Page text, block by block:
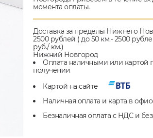
момента оплаты.
Доставка за пределы Нижнего
2500 рублей ( до 50 км.- 2500
руб./ км.)
Нижний Новгород
Оплата наличными или картой
получении
Картой на сайте
Наличная оплата и карта в
Безналичная оплата с НДС и без